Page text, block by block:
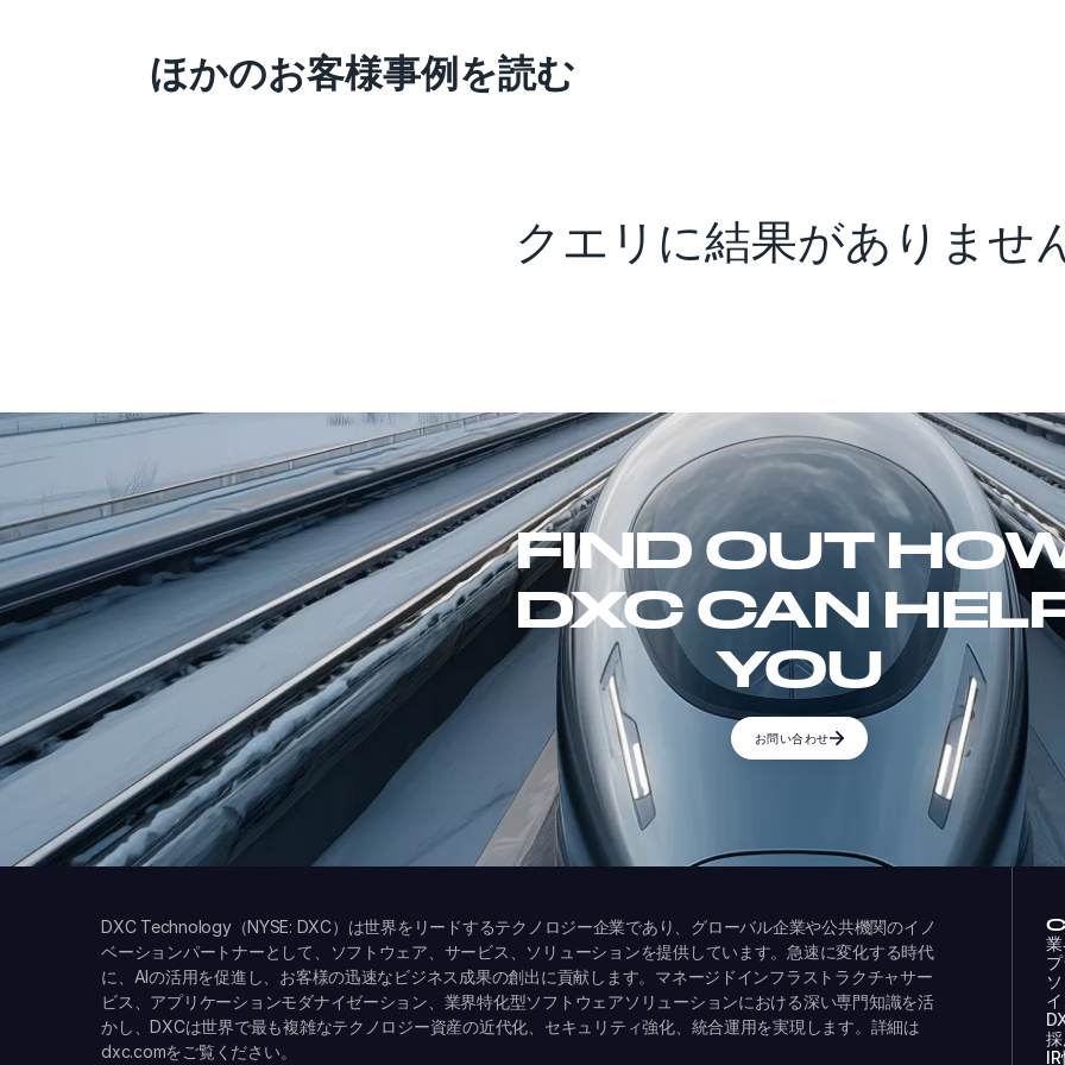
ほかのお客様事例を読む
クエリに結果がありませ
FIND OUT
DXC CAN
YOU
お問い合わせ
DXC Technology（NYSE: DXC）は世界をリードするテクノロジー企業であり、グローバル企業や公共機関のイノ
ベーションパートナーとして、ソフトウェア、サービス、ソリューションを提供しています。急速に変化する時代
に、AIの活用を促進し、お客様の迅速なビジネス成果の創出に貢献します。マネージドインフラストラクチャサー
ビス、アプリケーションモダナイゼーション、業界特化型ソフトウェアソリューションにおける深い専門知識を活
かし、DXCは世界で最も複雑なテクノロジー資産の近代化、セキュリティ強化、統合運用を実現します。詳細は
dxc.comをご覧ください。